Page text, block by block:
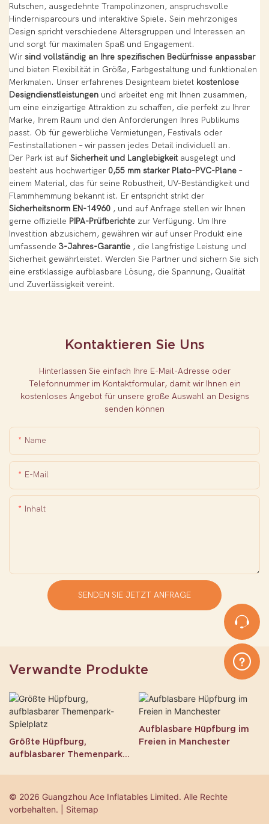
Rutschen, ausgedehnte Trampolinzonen, anspruchsvolle
Hindernisparcours und interaktive Spiele. Sein mehrzoniges
Design spricht verschiedene Altersgruppen und Interessen an
und sorgt für maximalen Spaß und Engagement.
Wir sind vollständig an Ihre spezifischen Bedürfnisse anpassbar
und bieten Flexibilität in Größe, Farbgestaltung und funktionalen
Merkmalen. Unser erfahrenes Designteam bietet kostenlose
Designdienstleistungen und arbeitet eng mit Ihnen zusammen,
um eine einzigartige Attraktion zu schaffen, die perfekt zu Ihrer
Marke, Ihrem Raum und den Anforderungen Ihres Publikums
passt. Ob für gewerbliche Vermietungen, Festivals oder
Festinstallationen – wir passen jedes Detail individuell an.
Der Park ist auf Sicherheit und Langlebigkeitausgelegt und
besteht aus hochwertiger 0,55 mm starker Plato-PVC-Plane –
einem Material, das für seine Robustheit, UV-Beständigkeit und
Flammhemmung bekannt ist. Er entspricht strikt der
Sicherheitsnorm EN-14960 , und auf Anfrage stellen wir Ihnen
gerne offizielle PIPA-Prüfberichte zur Verfügung. Um Ihre
Investition abzusichern, gewähren wir auf unser Produkt eine
umfassende 3-Jahres-Garantie , die langfristige Leistung und
Sicherheit gewährleistet. Werden Sie Partner und sichern Sie sich
eine erstklassige aufblasbare Lösung, die Spannung, Qualität
und Zuverlässigkeit vereint.
Kontaktieren Sie Uns
Hinterlassen Sie einfach Ihre E-Mail-Adresse oder
Telefonnummer im Kontaktformular, damit wir Ihnen ein
kostenloses Angebot für unsere große Auswahl an Designs
senden können
Name
E-Mail
Inhalt
SENDEN SIE JETZT ANFRAGE
Verwandte Produkte
Größte Hüpfburg,
aufblasbarer Themenpark-
Aufblasbare Hüpfburg im
Freien in Manchester
© 2026 Guangzhou Ace Inflatables Limited. Alle Rechte
vorbehalten. | Sitemap